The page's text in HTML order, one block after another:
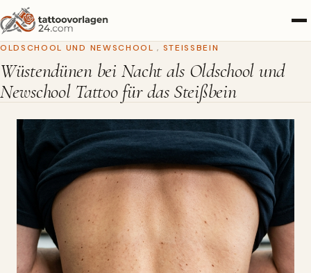
OLDSCHOOL UND NEWSCHOOL , STEISSBEIN
Wüstendünen bei Nacht als Oldschool und
Newschool Tattoo für das Steißbein